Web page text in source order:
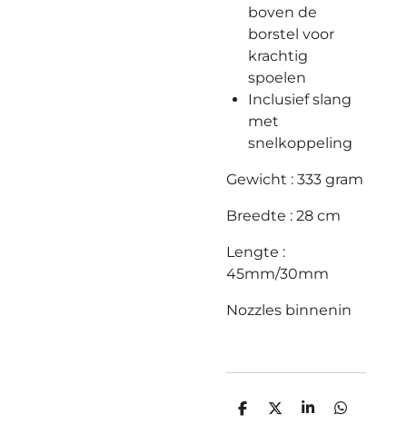
boven de
borstel voor
krachtig
spoelen
Inclusief slang
met
snelkoppeling
Gewicht : 333 gram
Breedte : 28 cm
Lengte :
45mm/30mm
Nozzles binnenin
D
D
S
D